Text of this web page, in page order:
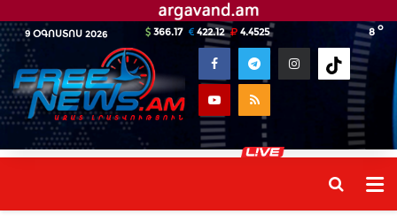
9 ՕԳՈՍՏՈՍ 2026 8 o
366.17 422.12 4.4525